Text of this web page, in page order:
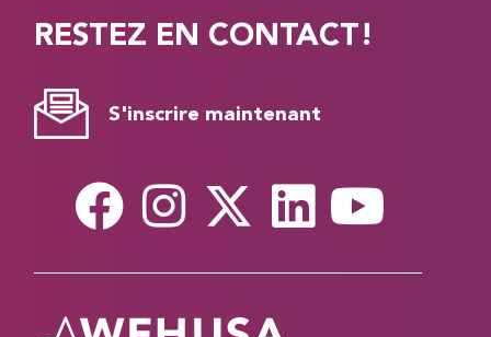
RESTEZ EN CONTACT!
S'inscrire maintenant